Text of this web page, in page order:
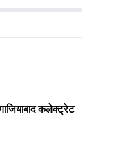
कलेक्ट्रेट